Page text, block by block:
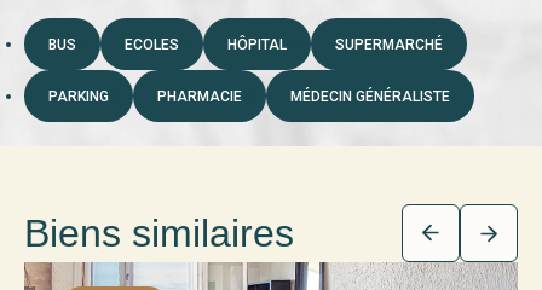
BUS ECOLES HÔPITAL SUPERMARCHÉ
PARKING PHARMACIE MÉDECIN GÉNÉRALISTE
Biens similaires